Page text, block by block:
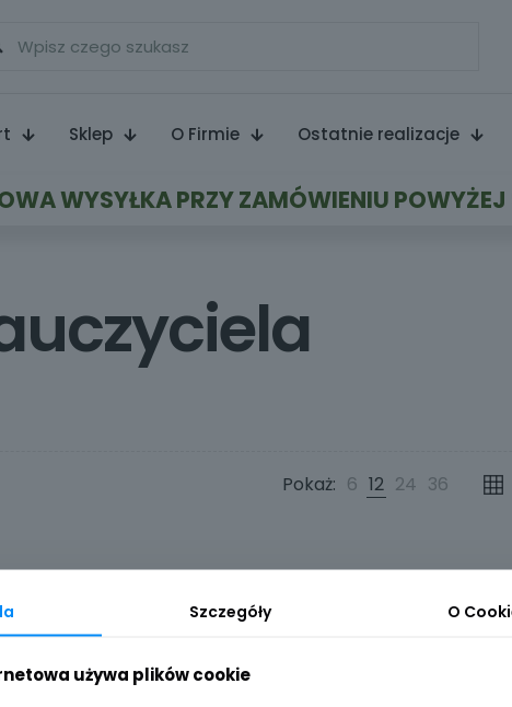
Sklep O Firmie Ostatnie realizacje
WYSYŁKA PRZY ZAMÓWIENIU POWYŻEJ
Pokaż: 6 12 24 36
Szczegóły O
używa plików cookie